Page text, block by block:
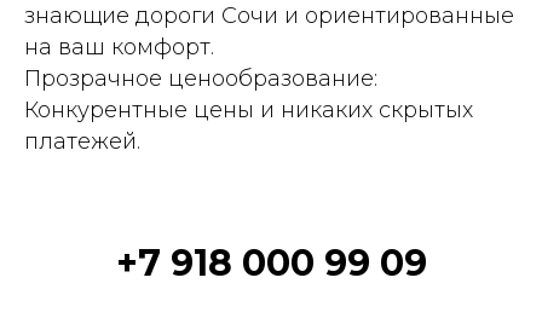
знающие дороги Сочи и ориентированные
на ваш комфорт.
Прозрачное ценообразование:
Конкурентные цены и никаких скрытых
платежей.
+7 918 000 99 09